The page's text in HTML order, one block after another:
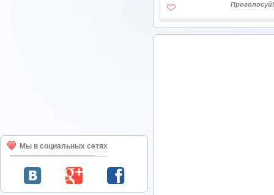
Мы в социальных сетях
Проголосуй!